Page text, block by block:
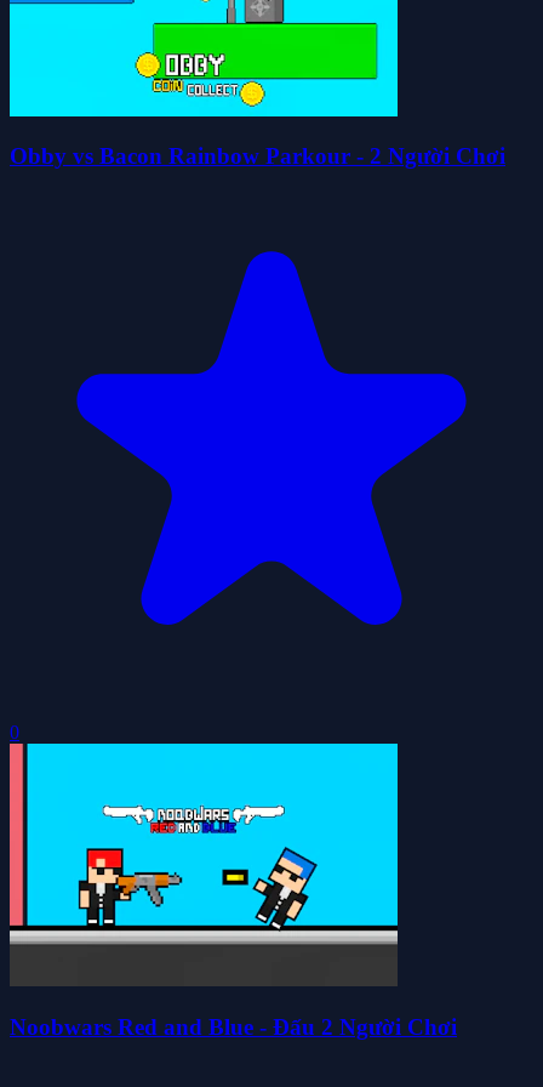
Obby vs Bacon Rainbow Parkour - 2 Người Chơi
0
Noobwars Red and Blue - Đấu 2 Người Chơi